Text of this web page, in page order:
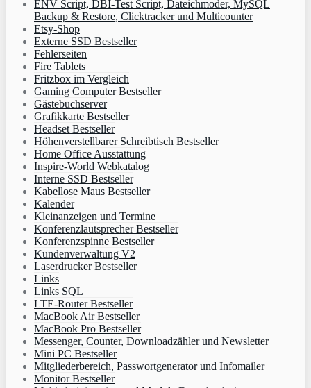
ENV Script, DBI-Test Script, Dateichmoder, MySQL
Backup & Restore, Clicktracker und Multicounter
Etsy-Shop
Externe SSD Bestseller
Fehlerseiten
Fire Tablets
Fritzbox im Vergleich
Gaming Computer Bestseller
Gästebuchserver
Grafikkarte Bestseller
Headset Bestseller
Höhenverstellbarer Schreibtisch Bestseller
Home Office Ausstattung
Inspire-World Webkatalog
Interne SSD Bestseller
Kabellose Maus Bestseller
Kalender
Kleinanzeigen und Termine
Konferenzlautsprecher Bestseller
Konferenzspinne Bestseller
Kundenverwaltung V2
Laserdrucker Bestseller
Links
Links SQL
LTE-Router Bestseller
MacBook Air Bestseller
MacBook Pro Bestseller
Messenger, Counter, Downloadzähler und Newsletter
Mini PC Bestseller
Mitgliederbereich, Passwortgenerator und Infomailer
Monitor Bestseller